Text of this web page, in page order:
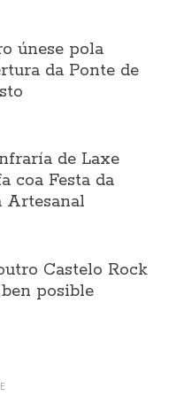
únese pola
da Ponte de
de Laxe
coa Festa da
Artesanal
Castelo Rock
posible